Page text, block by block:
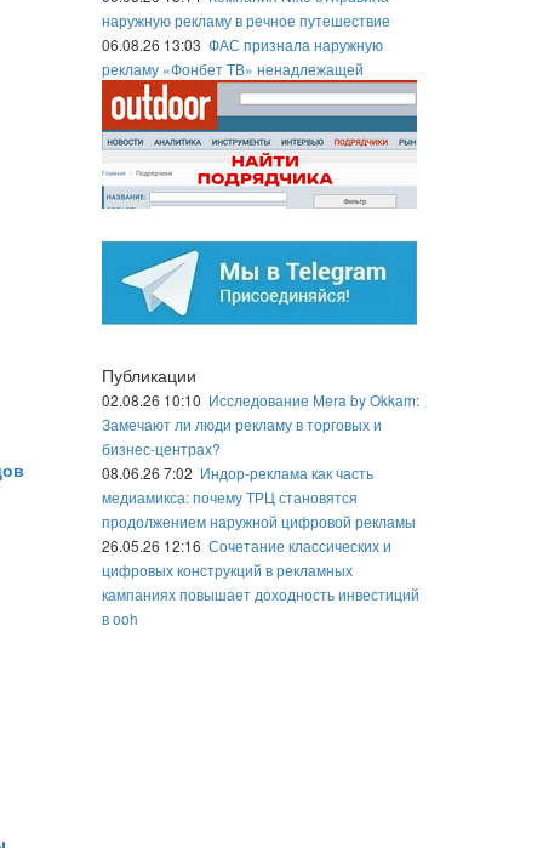
наружную рекламу в речное путешествие
06.08.26 13:03 ФАС признала наружную
рекламу «Фонбет ТВ» ненадлежащей
Публикации
02.08.26 10:10 Исследование Mera by Okkam:
Замечают ли люди рекламу в торговых и
бизнес-центрах?
08.06.26 7:02 Индор-реклама как часть
медиамикса: почему ТРЦ становятся
продолжением наружной цифровой рекламы
26.05.26 12:16 Сочетание классических и
цифровых конструкций в рекламных
кампаниях повышает доходность инвестиций
в ooh